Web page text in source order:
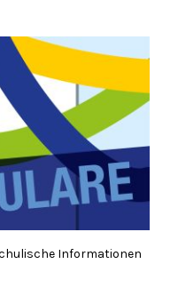
Informationen